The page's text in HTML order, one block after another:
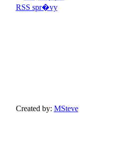
Created by: MSteve